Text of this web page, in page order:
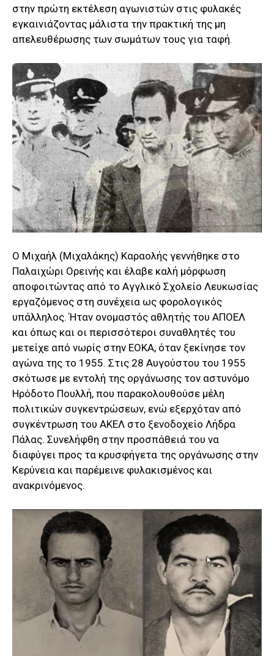
στην πρώτη εκτέλεση αγωνιστών στις φυλακές
εγκαινιάζοντας μάλιστα την πρακτική της μη
απελευθέρωσης των σωμάτων τους για ταφή.
Ο Μιχαήλ (Μιχαλάκης) Καραολής γεννήθηκε στο
Παλαιχώρι Ορεινής και έλαβε καλή μόρφωση
αποφοιτώντας από το Αγγλικό Σχολείο Λευκωσίας
εργαζόμενος στη συνέχεια ως φορολογικός
υπάλληλος. Ήταν ονομαστός αθλητής του ΑΠΟΕΛ
και όπως και οι περισσότεροι συναθλητές του
μετείχε από νωρίς στην ΕΟΚΑ, όταν ξεκίνησε τον
αγώνα της το 1955. Στις 28 Αυγούστου του 1955
σκότωσε με εντολή της οργάνωσης τον αστυνόμο
Ηρόδοτο Πουλλή, που παρακολουθούσε μέλη
πολιτικών συγκεντρώσεων, ενώ εξερχόταν από
συγκέντρωση του ΑΚΕΛ στο ξενοδοχείο Λήδρα
Πάλας. Συνελήφθη στην προσπάθειά του να
διαφύγει προς τα κρυσφήγετα της οργάνωσης στην
Κερύνεια και παρέμεινε φυλακισμένος και
ανακρινόμενος.